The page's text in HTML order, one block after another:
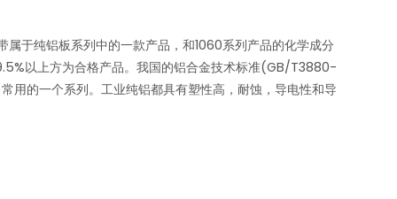
于纯铝板系列中的一款产品，和1060系列产品的化学成分
以上方为合格产品。我国的铝合金技术标准(GB/T3880-
的一个系列。工业纯铝都具有塑性高，耐蚀，导电性和导